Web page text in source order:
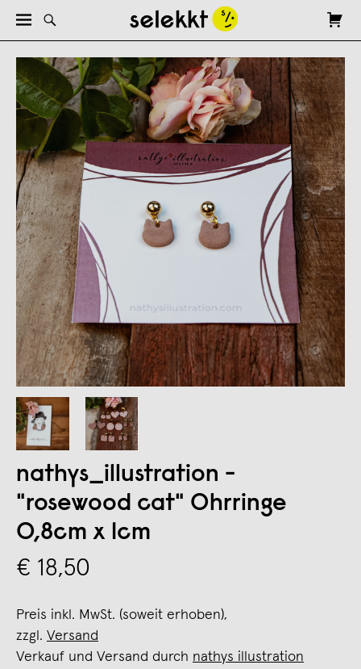
nathys_illustration -
"rosewood cat" Ohrringe
0,8cm x 1cm
€ 18,50
Preis inkl. MwSt. (soweit erhoben),
zzgl. Versand
Verkauf und Versand durch nathys illustration